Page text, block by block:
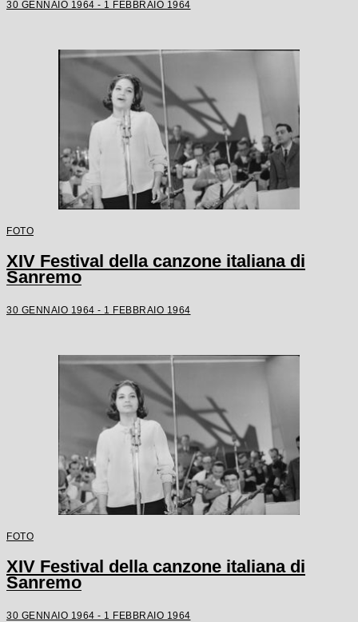
30 GENNAIO 1964 - 1 FEBBRAIO 1964
FOTO
XIV Festival della canzone italiana di
Sanremo
30 GENNAIO 1964 - 1 FEBBRAIO 1964
FOTO
XIV Festival della canzone italiana di
Sanremo
30 GENNAIO 1964 - 1 FEBBRAIO 1964